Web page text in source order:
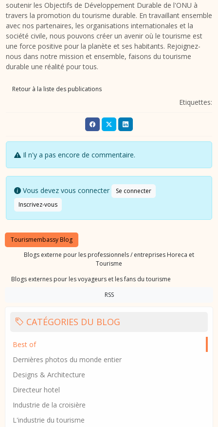
soutenir les Objectifs de Développement Durable de l'ONU à
travers la promotion du tourisme durable. En travaillant ensemble
avec nos partenaires, les organisations internationales et la
société civile, nous pouvons créer un avenir où le tourisme est
une force positive pour la planète et ses habitants. Rejoignez-
nous dans notre mission et ensemble, faisons du tourisme
durable une réalité pour tous.
Retour à la liste des publications
Etiquettes:
Il n'y a pas encore de commentaire.
Vous devez vous connecter
Se connecter
Inscrivez-vous
Tourismembassy Blog
Blogs externe pour les professionnels / entreprises Horeca et
Tourisme
Blogs externes pour les voyageurs et les fans du tourisme
RSS
CATÉGORIES DU BLOG
Best of
Dernières photos du monde entier
Designs & Architecture
Directeur hotel
Industrie de la croisière
L'industrie du tourisme